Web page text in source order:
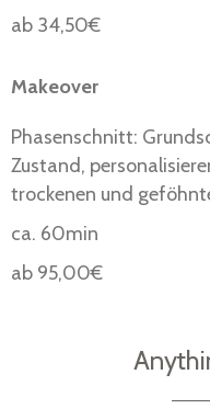
ab 34,50€
Makeover
Phasenschnitt:
Zustand,
trockenen und
ca. 60min
ab 95,00€